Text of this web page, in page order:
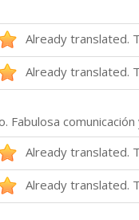
Already translated.
Already translated.
Fabulosa
Already translated.
Already translated.